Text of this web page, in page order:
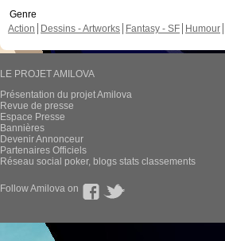
Genre
Action
Dessins - Artworks Fantasy - SF Humour
LE PROJET AMILOVA
Présentation du projet Amilova
Revue de presse
Espace Presse
Bannières
Devenir Annonceur
Partenaires Officiels
Réseau social poker, blogs stats classements
Follow Amilova on